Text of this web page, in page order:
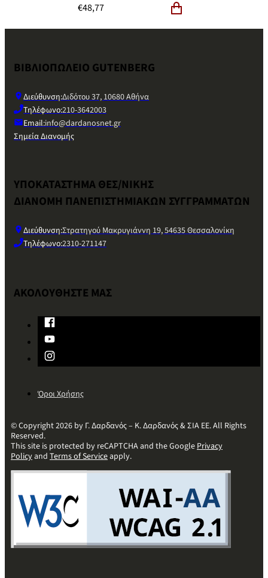
€48,77
ΒΙΒΛΙΟΠΩΛΕΙΟ GUTENBERG
Διεύθυνση:Διδότου 37, 10680 Αθήνα
Τηλέφωνο:210-3642003
Email:info@dardanosnet.gr
Σημεία Διανομής
ΥΠΟΚΑΤΑΣΤΗΜΑ ΘΕΣ/ΝΙΚΗΣ
ΔΙΑΝΟΜΗ ΠΑΝΕΠΙΣΤΗΜΙΑΚΩΝ ΣΥΓΓΡΑΜΜΑΤΩΝ
Διεύθυνση:Στρατηγού Μακρυγιάννη 19, 54635 Θεσσαλονίκη
Τηλέφωνο:2310-271147
ΑΚΟΛΟΥΘΗΣΤΕ ΜΑΣ
Όροι Χρήσης
© Copyright 2026 by Γ. Δαρδανός – Κ. Δαρδανός & ΣΙΑ ΕΕ. All Rights
Reserved.
This site is protected by reCAPTCHA and the GooglePrivacy
Policyand Terms of Serviceapply.